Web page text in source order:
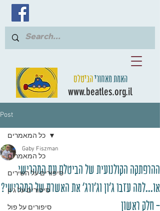
האמת מאחוריהביטלס
www.beatles.org.il
Post
כל המאמרים
סיפורים על השירים
סיפורים על ג'ון
סיפורים על פול
כל המאמרים
ההרפתקה הקולנועית של הביטלס עם המהרישי
או...למה עזבו ג'ון וג'ורג' את האשרם של המהרישי?
- חלק ראשון
Gaby Fiszman